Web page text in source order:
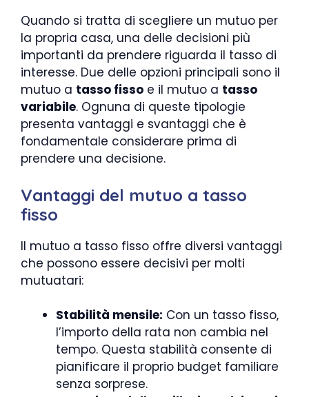
Quando si tratta di scegliere un mutuo per
la propria casa, una delle decisioni più
importanti da prendere riguarda il tasso di
interesse. Due delle opzioni principali sono il
mutuo a tasso fisso e il mutuo a tasso
variabile. Ognuna di queste tipologie
presenta vantaggi e svantaggi che è
fondamentale considerare prima di
prendere una decisione.
Vantaggi del mutuo a tasso
fisso
Il mutuo a tasso fisso offre diversi vantaggi
che possono essere decisivi per molti
mutuatari:
Stabilità mensile: Con un tasso fisso,
l’importo della rata non cambia nel
tempo. Questa stabilità consente di
pianificare il proprio budget familiare
senza sorprese.